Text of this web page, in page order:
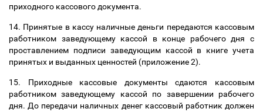
приходного кассового документа.
14. Принятые в кассу наличные деньги передаются кассовым
работником заведующему кассой в конце рабочего дня с
проставлением подписи заведующим кассой в книге учета
принятых и выданных ценностей (приложение 2).
15. Приходные кассовые документы сдаются кассовым
работником заведующему кассой по завершении рабочего
дня. До передачи наличных денег кассовый работник должен